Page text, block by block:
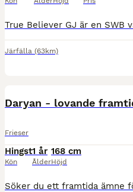
Järfälla (63km)
Daryan - lovande
Frieser
Hingst
Kön
1 år
Ålder
168 cm
Höjd